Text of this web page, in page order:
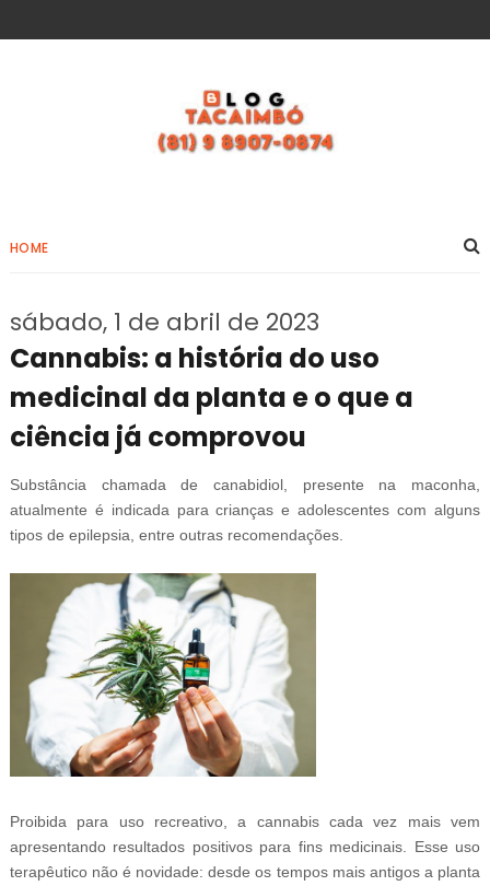
HOME
sábado, 1 de abril de 2023
Cannabis: a história do uso
medicinal da planta e o que a
ciência já comprovou
Substância chamada de canabidiol, presente na maconha,
atualmente é indicada para crianças e adolescentes com alguns
tipos de epilepsia, entre outras recomendações.
Proibida para uso recreativo, a cannabis cada vez mais vem
apresentando resultados positivos para fins medicinais. Esse uso
terapêutico não é novidade: desde os tempos mais antigos a planta